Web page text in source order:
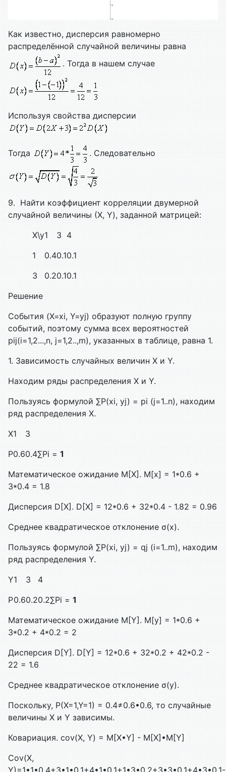
Как известно, дисперсия равномерно
распределённой случайной величины равна
. Тогда в нашем случае
Используя свойства дисперсии
Тогда . Следовательно
9. Найти коэффициент корреляции двумерной
случайной величины (Х, Y), заданной матрицей:
X\y1 3 4
1
0.40.10.1
3
0.20.10.1
Решение
События (X=xi, Y=yj) образуют полную группу
событий, поэтому сумма всех вероятностей
pij(i=1,2...,n, j=1,2..,m), указанных в таблице, равна 1.
1. Зависимость случайных величин X и Y.
Находим ряды распределения X и Y.
Пользуясь формулой ∑P(xi, yj) = pi (j=1..n), находим
ряд распределения X.
X1
3
P0.60.4∑Pi = 1
Математическое ожидание M[X]. M[x] = 1*0.6 +
3*0.4 = 1.8
Дисперсия D[X]. D[X] = 12*0.6 + 32*0.4 - 1.82 = 0.96
Среднее квадратическое отклонение σ(x).
Пользуясь формулой ∑P(xi, yj) = qj (i=1..m), находим
ряд распределения Y.
Y1 3
4
P0.60.20.2∑Pi = 1
Математическое ожидание M[Y]. M[y] = 1*0.6 +
3*0.2 + 4*0.2 = 2
Дисперсия D[Y]. D[Y] = 12*0.6 + 32*0.2 + 42*0.2 -
22 = 1.6
Среднее квадратическое отклонение σ(y).
Поскольку, P(X=1,Y=1) = 0.4≠0.6•0.6, то случайные
величины X и Y зависимы.
Ковариация. cov(X, Y) = M[X•Y] - M[X]•M[Y]
Cov(X,